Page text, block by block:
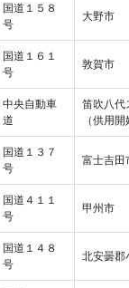
国道１５８
号
大野市
国道１６１
号
敦賀市
中央自動車
道
笛吹八代
（供用
国道１３７
号
富士吉田
国道４１１
号
甲州市
国道１４８
号
北安曇郡